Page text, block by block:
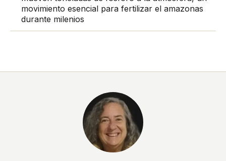
movimiento esencial para fertilizar el amazonas
durante milenios